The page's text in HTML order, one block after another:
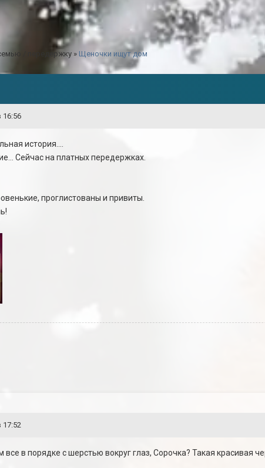
/ передержку » Щеночки ищут дом
16:56
история....
Сейчас на платных передержках.
проглистованы и привиты.
17:52
все в порядке с шерстью вокруг глаз, Сорочка? Такая красивая